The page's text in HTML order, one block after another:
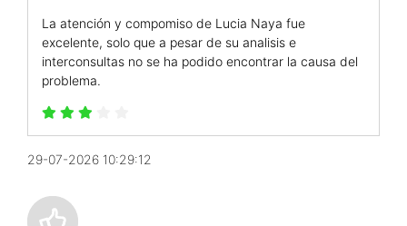
La atención y compomiso de Lucia Naya fue
excelente, solo que a pesar de su analisis e
interconsultas no se ha podido encontrar la causa del
problema.
29-07-2026 10:29:12